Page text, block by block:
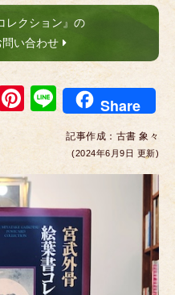
レクション』の
い合わせ
M
ss
e
n
g
Pi
er
e
st
Li
n
e
Share
記事作成： 古書 象々
(2024年6月9日 更新)